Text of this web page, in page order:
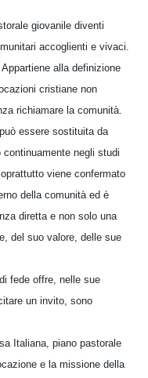
giovanile diventi
accoglienti e vivaci.
alla definizione
cristiane non
richiamare la comunità.
essere sostituita da
negli studi
viene confermato
della comunità ed è
diretta e non solo una
del suo valore, delle sue
fede offre, nelle sue
un invito, sono
Italiana, piano pastorale
e la missione della